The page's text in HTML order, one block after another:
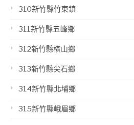
310新竹縣竹東鎮
311新竹縣五峰鄉
312新竹縣橫山鄉
313新竹縣尖石鄉
314新竹縣北埔鄉
315新竹縣峨眉鄉